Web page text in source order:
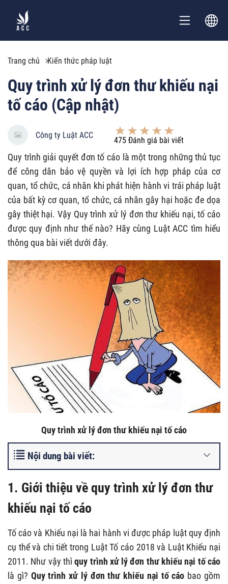
Trang chủ Kiến thức pháp luật
Quy trình xử lý đơn thư khiếu nại
tố cáo (Cập nhật)
Công ty Luật ACC
475 Đánh giá bài viết
Quy trình giải quyết đơn tố cáo là một trong những thủ tục
để công dân bảo vệ quyền và lợi ích hợp pháp của cơ
quan, tổ chức, cá nhân khi phát hiện hành vi trái pháp luật
của bất kỳ cơ quan, tổ chức, cá nhân gây hại hoặc đe dọa
gây thiệt hại. Vậy Quy trình xử lý đơn thư khiếu nại, tố cáo
được quy định như thế nào? Hãy cùng Luật ACC tìm hiểu
thông qua bài viết dưới đây.
Quy trình xử lý đơn thư khiếu nại tố cáo
Nội dung bài viết:
1. Giới thiệu về quy trình xử lý đơn thư
khiếu nại tố cáo
Tố cáo và Khiếu nại là hai hành vi được pháp luật quy định
cụ thể và chi tiết trong Luật Tố cáo 2018 và Luật Khiếu nại
2011. Như vậy thìquy trình xử lý đơn thư khiếu nại tố cáo
là gì? Quy trình xử lý đơn thư khiếu nại tố cáo bao gồm